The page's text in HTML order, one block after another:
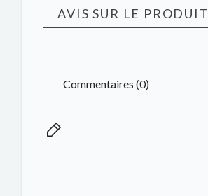
AVIS SUR LE PRODUIT
Commentaires (0)